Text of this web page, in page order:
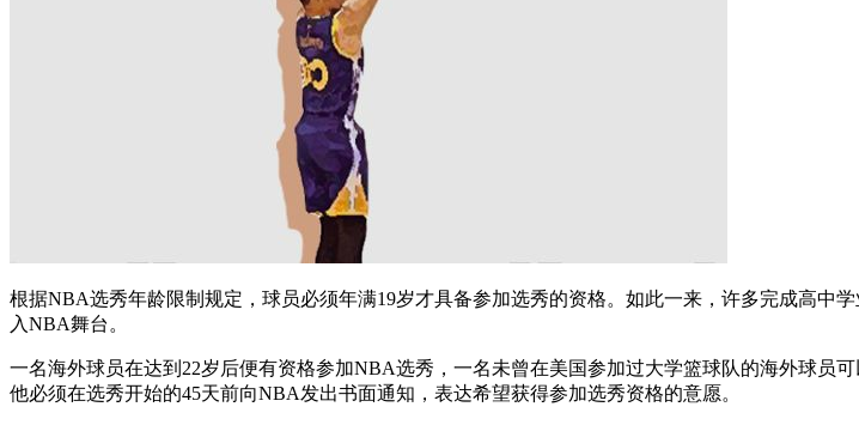
根据NBA选秀年龄限制规定，球员必须年满19岁才具备参加选秀的资格。如此一来，许多完成高中
入NBA舞台。
一名海外球员在达到22岁后便有资格参加NBA选秀，一名未曾在美国参加过大学篮球队的海外球员
他必须在选秀开始的45天前向NBA发出书面通知，表达希望获得参加选秀资格的意愿。